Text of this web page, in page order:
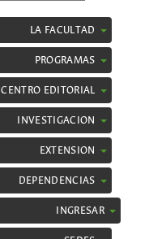
LA FACULTAD
PROGRAMAS
CENTRO EDITORIAL
INVESTIGACION
EXTENSION
DEPENDENCIAS
INGRESAR